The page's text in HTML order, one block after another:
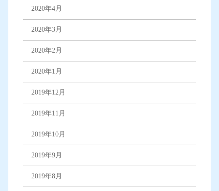
2020年4月
2020年3月
2020年2月
2020年1月
2019年12月
2019年11月
2019年10月
2019年9月
2019年8月